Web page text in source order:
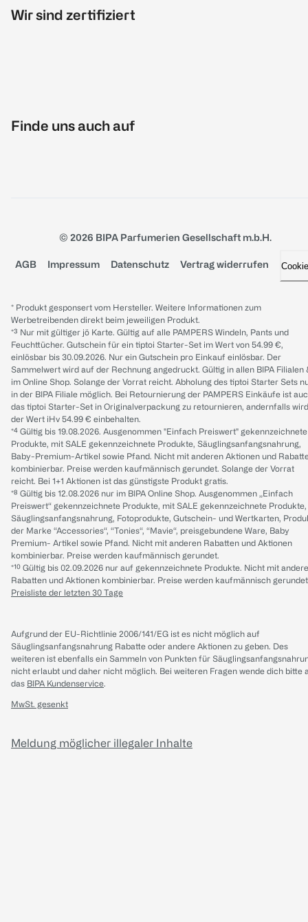
Wir sind zertifiziert
Finde uns auch auf
© 2026 BIPA Parfumerien Gesellschaft m.b.H.
AGB Impressum Datenschutz Vertrag widerrufen
* Produkt gesponsert vom Hersteller. Weitere Informationen zum
Werbetreibenden direkt beim jeweiligen Produkt.
*³ Nur mit gültiger jö Karte. Gültig auf alle PAMPERS Windeln, Pants und
Feuchttücher. Gutschein für ein tiptoi Starter-Set im Wert von 54.99 €,
einlösbar bis 30.09.2026. Nur ein Gutschein pro Einkauf einlösbar. Der
Sammelwert wird auf der Rechnung angedruckt. Gültig in allen BIPA Filialen
im Online Shop. Solange der Vorrat reicht. Abholung des tiptoi Starter Sets
in der BIPA Filiale möglich. Bei Retournierung der PAMPERS Einkäufe ist
das tiptoi Starter-Set in Originalverpackung zu retournieren, andernfalls wird
der Wert iHv 54.99 € einbehalten.
*⁴ Gültig bis 19.08.2026. Ausgenommen "Einfach Preiswert" gekennzeichnete
Produkte, mit SALE gekennzeichnete Produkte, Säuglingsanfangsnahrung,
Baby-Premium-Artikel sowie Pfand. Nicht mit anderen Aktionen und
kombinierbar. Preise werden kaufmännisch gerundet. Solange der Vorrat
reicht. Bei 1+1 Aktionen ist das günstigste Produkt gratis.
*⁸ Gültig bis 12.08.2026 nur im BIPA Online Shop. Ausgenommen „Einfach
Preiswert“ gekennzeichnete Produkte, mit SALE gekennzeichnete Produkte,
Säuglingsanfangsnahrung, Fotoprodukte, Gutschein- und Wertkarten,
der Marke “Accessories“, “Tonies“, “Mavie“, preisgebundene Ware, Baby
Premium- Artikel sowie Pfand. Nicht mit anderen Rabatten und Aktionen
kombinierbar. Preise werden kaufmännisch gerundet.
*¹⁰ Gültig bis 02.09.2026 nur auf gekennzeichnete Produkte. Nicht mit
Rabatten und Aktionen kombinierbar. Preise werden kaufmännisch
Preisliste der letzten 30 Tage
Aufgrund der EU-Richtlinie 2006/141/EG ist es nicht möglich auf
Säuglingsanfangsnahrung Rabatte oder andere Aktionen zu geben. Des
weiteren ist ebenfalls ein Sammeln von Punkten für
nicht erlaubt und daher nicht möglich. Bei weiteren Fragen wende dich bitte
das BIPA Kundenservice.
MwSt. gesenkt
Meldung möglicher illegaler Inhalte